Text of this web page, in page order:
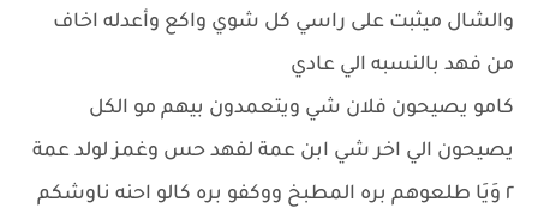
والشال ميثبت على راسي كل شوي واكع وأعدله اخاف
من فهد بالنسبه الي عادي
كامو يصيحون فلان شي ويتعمدون بيهم مو الكل
يصيحون الي اخر شي ابن عمة لفهد حس وغمز لولد عمة
٢ وَيَا طلعوهم بره المطبخ ووكفو بره كالو احنه ناوشكم